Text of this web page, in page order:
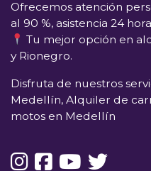
Ofrecemos atención
al 90 %, asistencia 24
Tu mejor opción en
y Rionegro.
Disfruta de nuestros
Medellín, Alquiler de
motos en Medellín